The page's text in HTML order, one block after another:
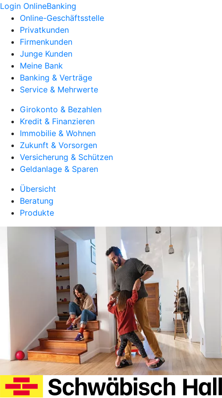
Login OnlineBanking
Online-Geschäftsstelle
Privatkunden
Firmenkunden
Junge Kunden
Meine Bank
Banking & Verträge
Service & Mehrwerte
Girokonto & Bezahlen
Kredit & Finanzieren
Immobilie & Wohnen
Zukunft & Vorsorgen
Versicherung & Schützen
Geldanlage & Sparen
Übersicht
Beratung
Produkte